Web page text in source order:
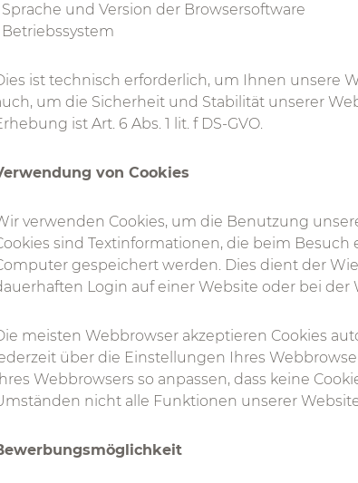
Sprache und Version der Browsersoftware
Betriebssystem
ist technisch erforderlich, um Ihnen unsere
um die Sicherheit und Stabilität unserer
ist Art. 6 Abs. 1 lit. f DS-GVO.
von Cookies
verwenden Cookies, um die Benutzung
sind Textinformationen, die beim
gespeichert werden. Dies dient der
Login auf einer Website oder bei
meisten Webbrowser akzeptieren Cookies
über die Einstellungen Ihres
Webbrowsers so anpassen, dass keine
nicht alle Funktionen unserer